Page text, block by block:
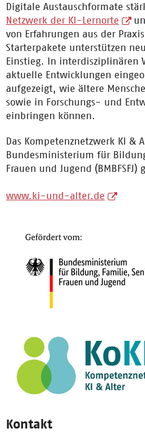
Digitale Austauschformate
Netzwerk der KI-Lernorte
von Erfahrungen aus der
Starterpakete unterstützen
Einstieg. In interdisziplinären
aktuelle Entwicklungen
aufgezeigt, wie ältere
sowie in Forschungs- und
einbringen können.
Das Kompetenznetzwerk KI &
Bundesministerium für
Frauen und Jugend (BMBFSFJ)
www.ki-und-alter.de
Kontakt